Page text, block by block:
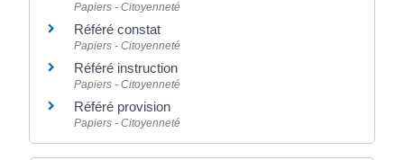
Papiers - Citoyenneté
Référé constat
Papiers - Citoyenneté
Référé instruction
Papiers - Citoyenneté
Référé provision
Papiers - Citoyenneté